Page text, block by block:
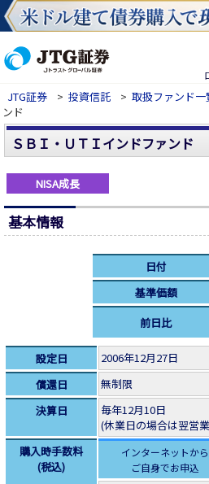
JTG証券 > 投資信託 > 取扱ファンド一
ンド
ＳＢＩ・ＵＴＩインドファンド
NISA成長
基本情報
日付
基準価額
前日比
設定日
2006年12月27日
償還日
無制限
決算日
毎年12月10日
(休業日の場合は翌営
購入時手数料
(税込)
インターネットから
ご自身でお申込